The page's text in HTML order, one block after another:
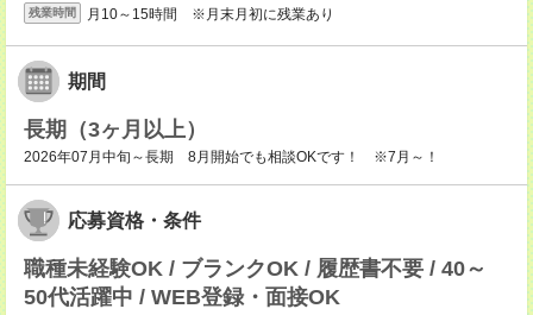
残業時間 月10～15時間 ※月末月初に残業あり
期間
長期（3ヶ月以上）
2026年07月中旬～長期 8月開始でも相談OKです！ ※7月～！
応募資格・条件
職種未経験OK / ブランクOK / 履歴書不要 / 40～
50代活躍中 / WEB登録・面接OK